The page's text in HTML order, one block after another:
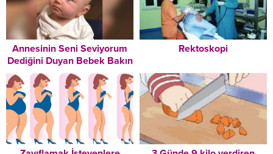
Annesinin Seni Seviyorum
Dediğini Duyan Bebek Bakın
Nasıl Duygulandı
Rektoskopi